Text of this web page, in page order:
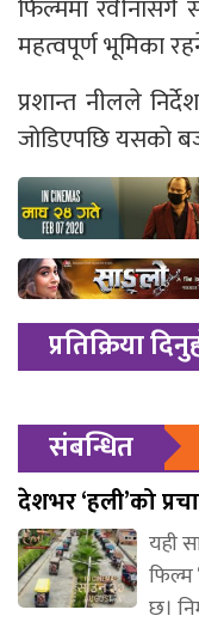
फिल्ममा रवीनासँगै
महत्वपूर्ण भूमिका
प्रशान्त नीलले
जोडिएपछि यसको
प्रतिक्रिया
संबन्धित
देशभर ‘हली’को
यही
फिल्म
छ।